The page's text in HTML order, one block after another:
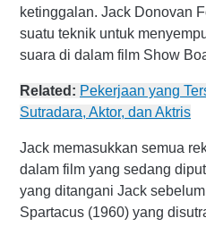
ketinggalan. Jack Donovan
suatu teknik untuk
suara di dalam film Show
Related: Pekerjaan yang
Sutradara, Aktor, dan Aktris
Jack memasukkan semua
dalam film yang sedang
yang ditangani Jack
Spartacus (1960) yang